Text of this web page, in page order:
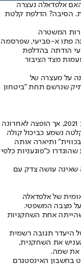
אלפדאלה נעצרה
הסיבה? הדלפת קלטת
המשטרה
פתו א-סביעי, שפרסמה
הודתה בהדלפת
מצד הציבור
על מעצרה של
תיק שנרשם תחת "ביטחון
על פי הפרסומים בכווית, ההקלטה בוצעה בשנת 2021, אך הופצה לאחרונה
נשמע כביכול קולה
ותיארה אותה
כ"פוגעניות כלפי
שאינה עושה צדק עם
של אלפדאלה
מצבה המשפטי.
אחת השחקניות
היעדר תגובה רשמית
את השחקנית,
את שמה.
בחשבון האינסטגרם